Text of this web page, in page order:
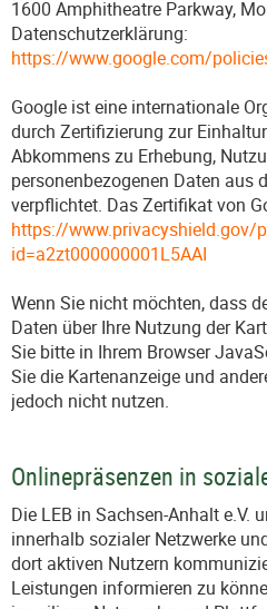
1600 Amphitheatre Parkway,
Datenschutzerklärung:
https://www.google.com/
Google ist eine internationale
durch Zertifizierung zur
Abkommens zu Erhebung,
personenbezogenen Daten aus
verpflichtet. Das Zertifikat von
https://www.privacyshield.gov/
id=a2zt000000001L5AAI
Wenn Sie nicht möchten, dass
Daten über Ihre Nutzung der
Sie bitte in Ihrem Browser
Sie die Kartenanzeige und
jedoch nicht nutzen.
Onlinepräsenzen in
Die LEB in Sachsen-Anhalt e.V.
innerhalb sozialer Netzwerke
dort aktiven Nutzern
Leistungen informieren zu